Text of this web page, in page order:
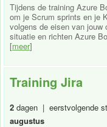
Tijdens de training Azure
om je Scrum sprints en je
volgens de eisen van jouw
situatie en richten Azure
[meer]
Training Jira
2 dagen | eerstvolgende
augustus